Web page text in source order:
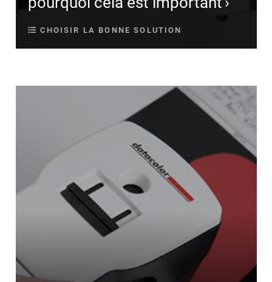
CHOISIR LA BONNE SOLUTION